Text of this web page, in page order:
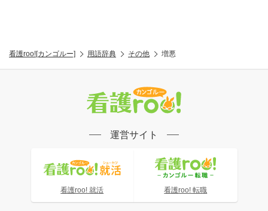
看護roo![カンゴルー] 用語辞典 その他 増悪
運営サイト
看護roo! 就活 看護roo! 転職